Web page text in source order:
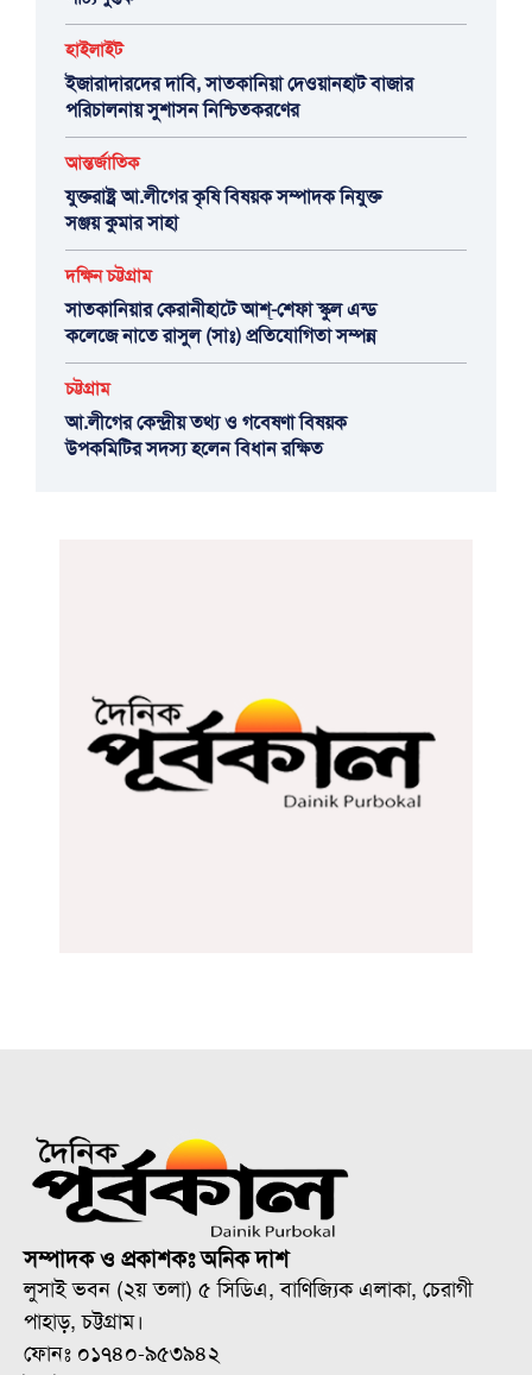
হাইলাইট
ইজারাদারদের দাবি, সাতকানিয়া দেওয়ানহাট বাজার
পরিচালনায় সুশাসন নিশ্চিতকরণের
আন্তর্জাতিক
যুক্তরাষ্ট্র আ.লীগের কৃষি বিষয়ক সম্পাদক নিযুক্ত
সঞ্জয় কুমার সাহা
দক্ষিন চট্টগ্রাম
সাতকানিয়ার কেরানীহাটে আশ্-শেফা স্কুল এন্ড
কলেজে নাতে রাসুল (সাঃ) প্রতিযোগিতা সম্পন্ন
চট্টগ্রাম
আ.লীগের কেন্দ্রীয় তথ্য ও গবেষণা বিষয়ক
উপকমিটির সদস্য হলেন বিধান রক্ষিত
সম্পাদক ও প্রকাশকঃ অনিক দাশ
লুসাই ভবন (২য় তলা) ৫ সিডিএ, বাণিজ্যিক এলাকা, চেরাগী
পাহাড়, চট্টগ্রাম।
ফোনঃ ০১৭৪০-৯৫৩৯৪২